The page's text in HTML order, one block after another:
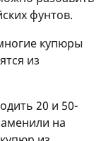
фунтов.
купюры
из
20 и 50-
на